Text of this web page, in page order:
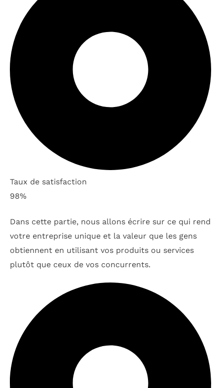
Taux de satisfaction
98%
Dans cette partie, nous allons écrire sur ce qui rend
votre entreprise unique et la valeur que les gens
obtiennent en utilisant vos produits ou services
plutôt que ceux de vos concurrents.